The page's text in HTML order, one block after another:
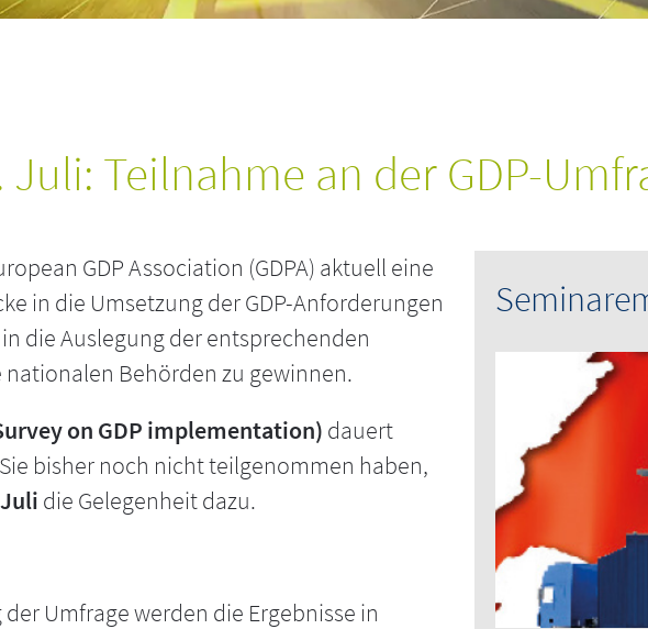
Teilnahme an der GDP-
GDP Association (GDPA) aktuell eine
in die Umsetzung der GDP-Anforderungen
die Auslegung der entsprechenden
Behörden zu gewinnen.
on GDP implementation) dauert
bisher noch nicht teilgenommen haben,
die Gelegenheit dazu.
Umfrage werden die Ergebnisse in